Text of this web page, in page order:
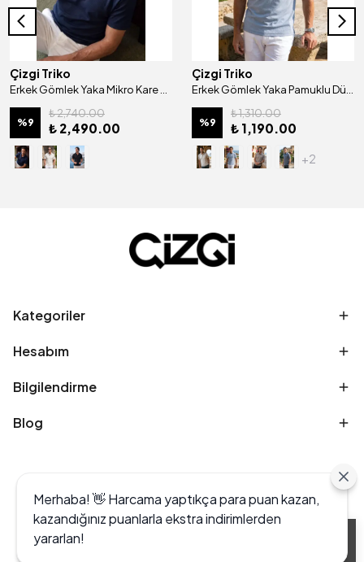
Çizgi Triko
Erkek Gömlek Yaka Mikro Kare Desenli Mısır Pamuğu Merserize Kagi Tişört Klasik Kalıp - 5323
%9
₺ 2,740.00
₺ 2,490.00
Çizgi Triko
Erkek Gömlek Yaka Pamuklu Düğmeli Cepli Tişört Klasik Kalıp - 5101
%9
₺ 1,310.00
₺ 1,190.00
+2
Kategoriler
Hesabım
Bilgilendirme
Blog
Merhaba! 👋 Harcama yaptıkça para puan kazan,
kazandığınız puanlarla ekstra indirimlerden
yararlan!